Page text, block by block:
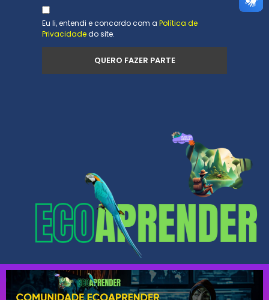
Eu li, entendi e concordo com a Política de
Privacidadedo site.